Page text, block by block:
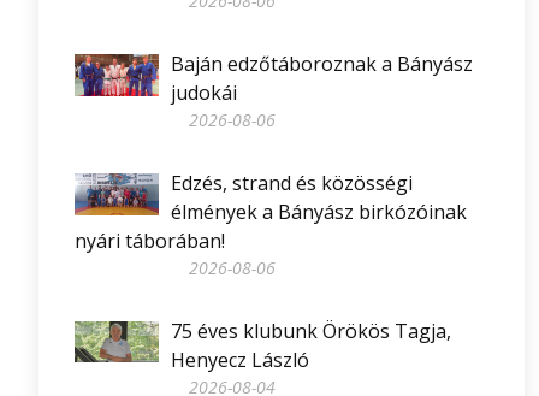
Baján edzőtáboroznak a Bányász
judokái
2026-08-06
Edzés, strand és közösségi
élmények a Bányász birkózóinak
nyári táborában!
2026-08-06
75 éves klubunk Örökös Tagja,
Henyecz László
2026-08-04